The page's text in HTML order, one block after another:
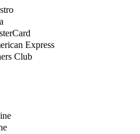
Express
Club